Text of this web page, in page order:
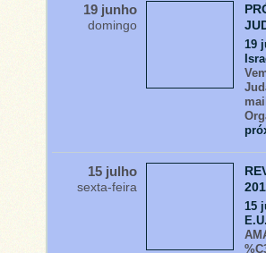
19 junho
domingo
19
15 julho
sexta-feira
15